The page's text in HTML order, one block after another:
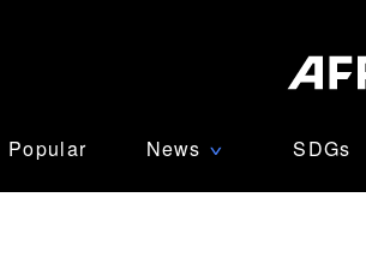
Popular News ∨ SDGs